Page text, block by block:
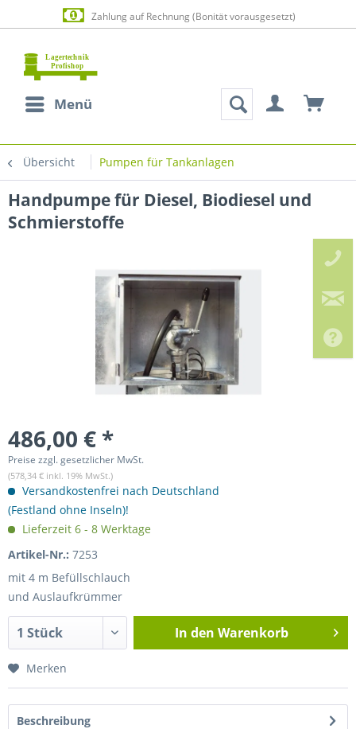
Zahlung auf Rechnung (Bonität vorausgesetzt)
Menü
Übersicht Pumpen für Tankanlagen
Handpumpe für Diesel, Biodiesel und
Schmierstoffe
486,00 € *
Preise zzgl. gesetzlicher MwSt.
(578,34 € inkl. 19% MwSt.)
Versandkostenfrei nach Deutschland
(Festland ohne Inseln)!
Lieferzeit 6 - 8 Werktage
Artikel-Nr.: 7253
mit 4 m Befüllschlauch
und Auslaufkrümmer
In den Warenkorb
Merken
Beschreibung